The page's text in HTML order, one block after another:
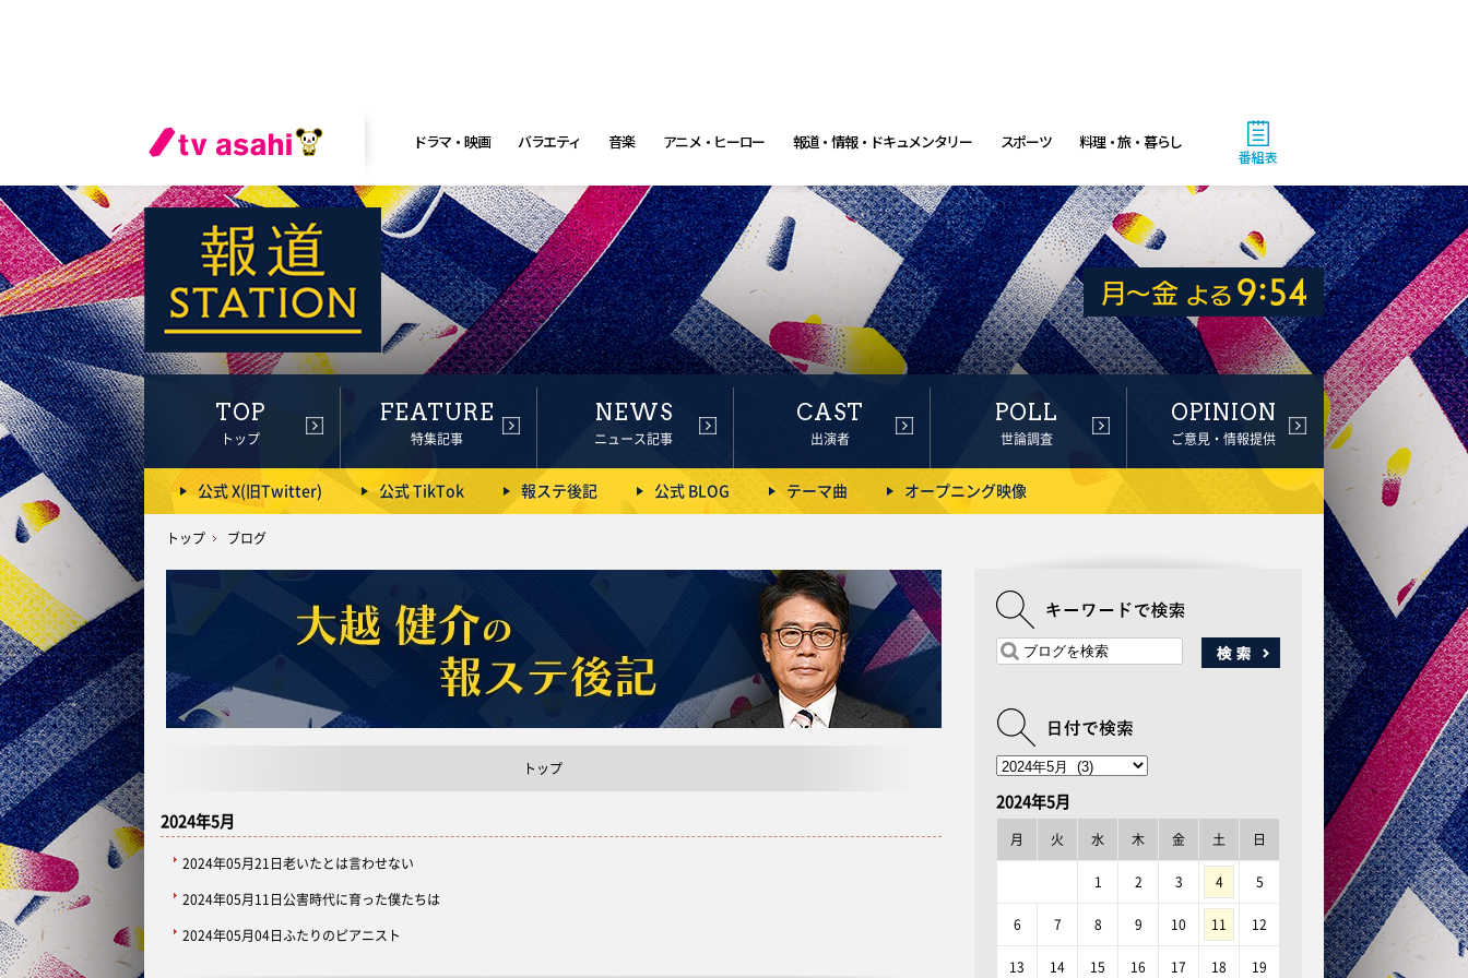
ドラマ・映画 バラエティ 音楽 アニメ・ヒーロー 報道・情報・ドキュメンタリー スポーツ 料理・旅・暮らし
番組表
TOP
トップ
FEATURE
特集記事
NEWS
ニュース記事
CAST
出演者
POLL
世論調査
OPINION
ご意見・情報提供
公式 X(旧Twitter) 公式 TikTok 報ステ後記 公式 BLOG テーマ曲 オープニング映像
トップ ブログ
トップ
2024年5月
2024年05月21日 老いたとは言わせない
2024年05月11日 公害時代に育った僕たちは
2024年05月04日 ふたりのピアニスト
2024年5月
月 火 水 木 金 土 日
1 2 3 4 5
6 7 8 9 10 11 12
13 14 15 16 17 18 19